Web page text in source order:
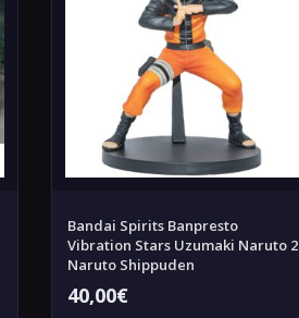
Bandai Spirits Banpresto
Vibration Stars Uzumaki Naruto 2
Naruto Shippuden
40,00€